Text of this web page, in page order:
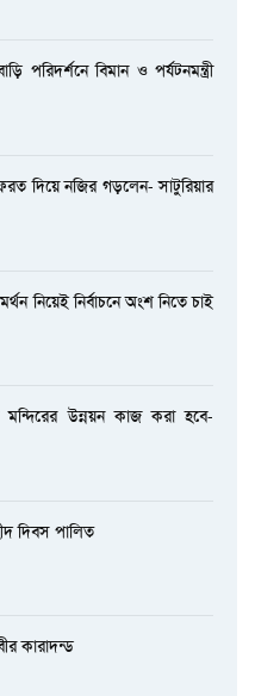
পরিদর্শনে বিমান ও পর্যটনমন্ত্রী
দিয়ে নজির গড়লেন- সাটুরিয়ার
নিয়েই নির্বাচনে অংশ নিতে চাই
মন্দিরের উন্নয়ন কাজ করা হবে-
দিবস পালিত
কারাদন্ড